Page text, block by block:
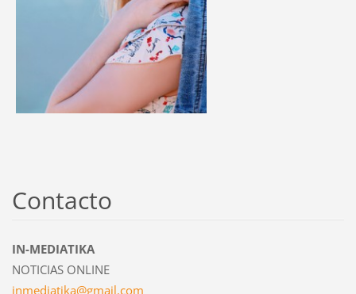
Contacto
IN-MEDIATIKA
NOTICIAS ONLINE
inmediatika@gmail.com